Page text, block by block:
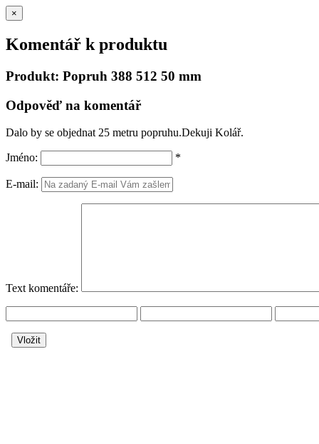
×
Komentář k produktu
Produkt: Popruh 388 512 50 mm
Odpověď na komentář
Dalo by se objednat 25 metru popruhu.Dekuji Kolář.
Jméno: *
E-mail:
Text komentáře: